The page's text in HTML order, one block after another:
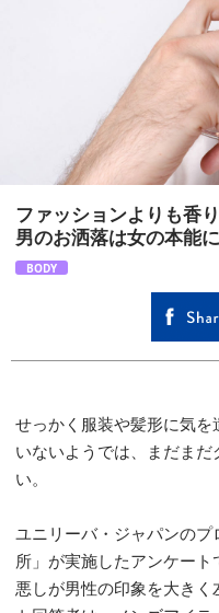
ファッションよりも香
男のお洒落は女の本能
BODY
せっかく服装や髪形に気を
いないようでは、まだま
い。
ユニリーバ・ジャパンの
所」が実施したアンケー
悪しが男性の印象を大き